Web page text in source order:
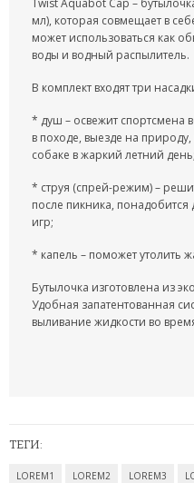
ШЛАНГИ XHOSE
БУТЫЛКИ ДЛЯ ВОДЫ
ЛАНЧ БОКСЫ ДЛЯ ЕДЫ
ДОЗАТОРЫ
КОНДИЦИОНЕРЫ И
АВТОАКСЕССУАРЫ
АВТОЭЛЕКТРОНИКА
ВИДЕОРЕГИСТРАТОРЫ
ДЕРЖАТЕЛИ ДЛЯ
Twist Aquabot Cap –
мл), которая совмещает в
может использоваться как
воды и водный распылитель.
В комплект входят три
* душ – освежит спортсмена
в походе, выезде на
собаке в жаркий летний день;
* струя (спрей-режим) –
после пикника, понадобится
игр;
* капель – поможет утолить
Бутылочка изготовлена из
Удобная запатентованная
выливание жидкости во
ТЕГИ:
LOREM1 LOREM2 LOREM3